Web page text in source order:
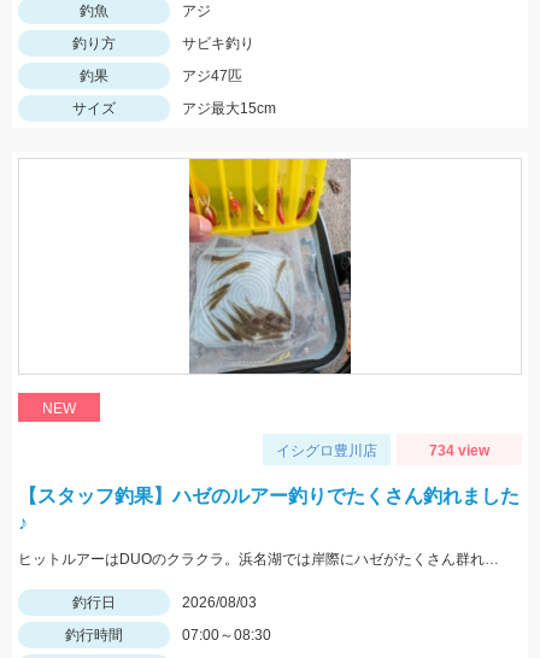
釣魚
アジ
釣り方
サビキ釣り
釣果
アジ47匹
サイズ
アジ最大15cm
NEW
イシグロ豊川店 734 view
【スタッフ釣果】ハゼのルアー釣りでたくさん釣れました
♪
ヒットルアーはDUOのクラクラ。浜名湖では岸際にハゼがたくさん群れているのが見えます。ハゼ用のルアーを底に当てながらゆっくり巻くだけ！ハゼがたくさんアタックしてきて面白いです。
釣行日
2026/08/03
釣行時間
07:00～08:30